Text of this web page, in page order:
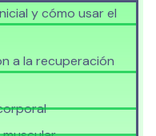
y cómo usar el
a la recuperación